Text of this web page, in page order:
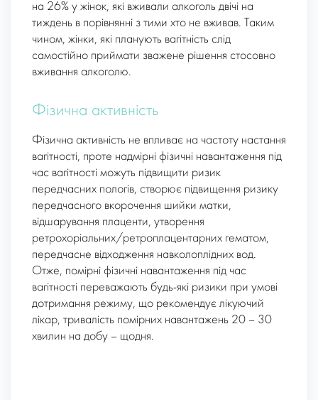
на 26% у жінок, які вживали алкоголь двічі на
тиждень в порівнянні з тими хто не вживав. Таким
чином, жінки, які планують вагітність слід
самостійно приймати зважене рішення стосовно
вживання алкоголю.
Фізична активність
Фізична активність не впливає на частоту настання
вагітності, проте надмірні фізичні навантаження під
час вагітності можуть підвищити ризик
передчасних пологів, створює підвищення ризику
передчасного вкорочення шийки матки,
відшарування плаценти, утворення
ретрохоріальних/ретроплацентарних гематом,
передчасне відходження навколоплідних вод.
Отже, помірні фізичні навантаження під час
вагітності переважають будь-які ризики при умові
дотримання режиму, що рекомендує лікуючий
лікар, тривалість помірних навантажень 20 – 30
хвилин на добу – щодня.